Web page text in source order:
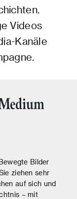
Videos
Kanäle
Bilder
ziehen sehr
auf sich und
– mit